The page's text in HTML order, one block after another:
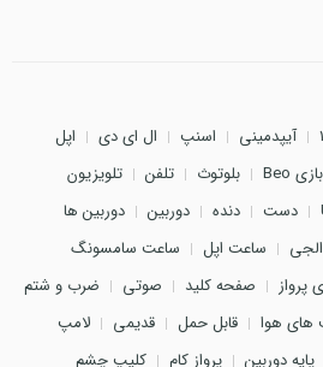
آیپدمینی اسنپ ال ای دی
اپل
بازی Beo بلوتوث تلفن
تلویزیون
دست دنده دوربین
دوربین ها
ساعت اپل
ساعت سامسونگ
پرواز صفحه کلید صوتی
ضرب و شتم
های هوا قابل حمل قدیمی
لامپ
پایه دوربین پرواز کام کلیپ چشم